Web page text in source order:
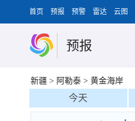
首页 预报 预警 雷达 云图
预报
新疆 > 阿勒泰 > 黄金海岸
今天